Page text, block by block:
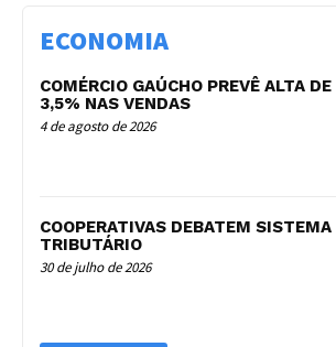
ECONOMIA
COMÉRCIO GAÚCHO PREVÊ ALTA DE
3,5% NAS VENDAS
4 de agosto de 2026
COOPERATIVAS DEBATEM SISTEMA
TRIBUTÁRIO
30 de julho de 2026